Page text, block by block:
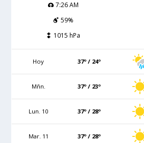
7:26 AM
59%
1015 hPa
Hoy 37º / 24º
Mñn. 37º / 23º
Lun. 10 37º / 28º
Mar. 11 37º / 28º